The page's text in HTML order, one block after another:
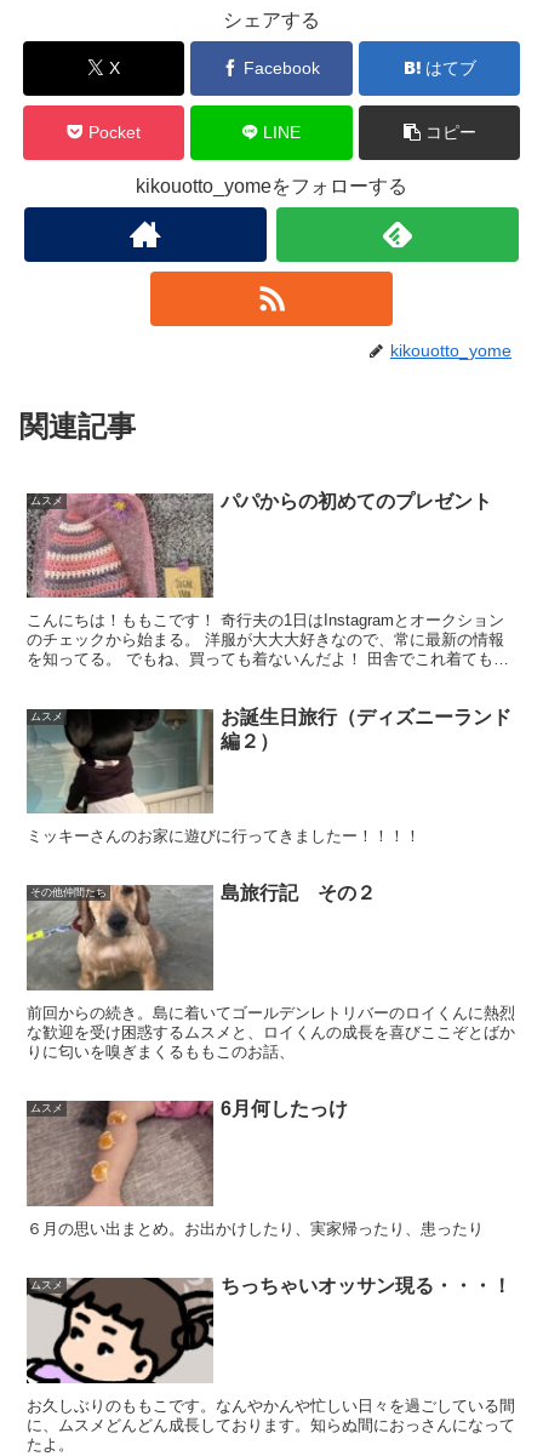
シェアする
X Facebook はてブ
Pocket LINE コピー
kikouotto_yomeをフォローする
kikouotto_yome
関連記事
ムスメ パパからの初めてのプレゼント
こんにちは！ももこです！ 奇行夫の1日はInstagramとオークション
のチェックから始まる。 洋服が大大大好きなので、常に最新の情報
を知ってる。 でもね、買っても着ないんだよ！ 田舎でこれ着てもな
ムスメ
お誕生日旅行（ディズニーランド
編２）
ミッキーさんのお家に遊びに行ってきましたー！！！！
その他仲間たち 島旅行記 その２
前回からの続き。島に着いてゴールデンレトリバーのロイくんに熱烈
な歓迎を受け困惑するムスメと、ロイくんの成長を喜びここぞとばか
りに匂いを嗅ぎまくるももこのお話、
ムスメ 6月何したっけ
６月の思い出まとめ。お出かけしたり、実家帰ったり、患ったり
ムスメ ちっちゃいオッサン現る・・・！
お久しぶりのももこです。なんやかんや忙しい日々を過ごしている間
に、ムスメどんどん成長しております。知らぬ間におっさんになって
たよ。